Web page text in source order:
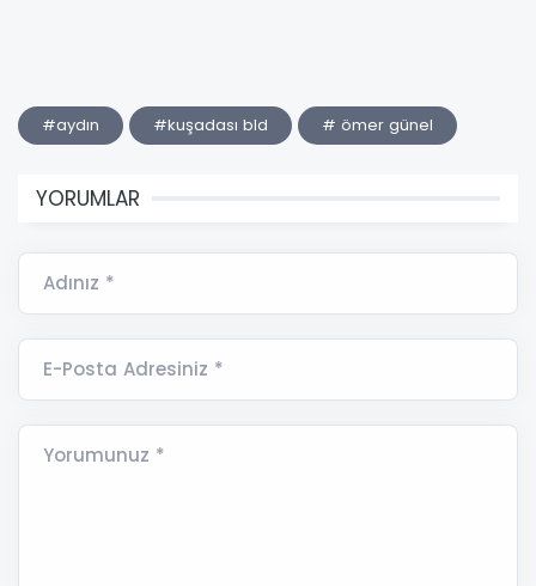
#aydın #kuşadası bld # ömer günel
YORUMLAR
Adınız *
E-Posta Adresiniz *
Yorumunuz *